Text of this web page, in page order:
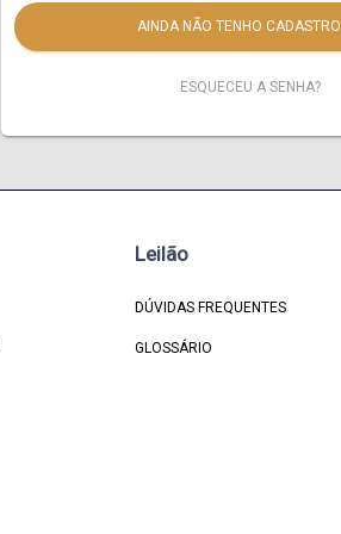
AINDA NÃO TENHO CADASTRO
ESQUECEU A SENHA?
Leilão
DÚVIDAS FREQUENTES
GLOSSÁRIO